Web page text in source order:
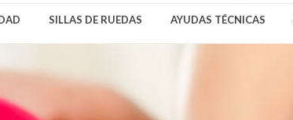
SILLAS DE RUEDAS AYUDAS TÉCNICAS